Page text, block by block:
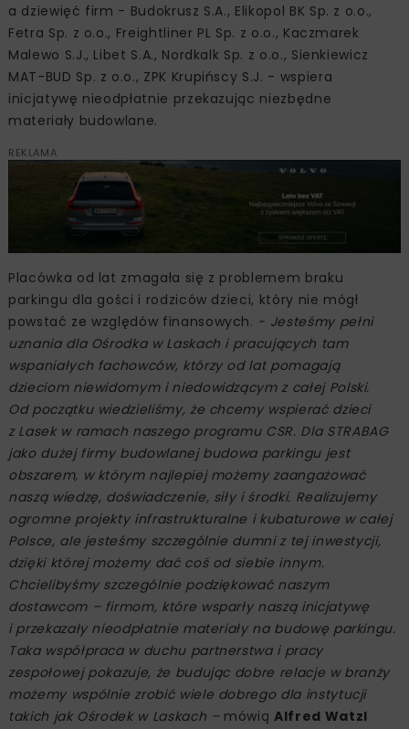
a dziewięć firm - Budokrusz S.A., Elikopol BK Sp. z o.o.,
Fetra Sp. z o.o., Freightliner PL Sp. z o.o., Kaczmarek
Malewo S.J., Libet S.A., Nordkalk Sp. z o.o., Sienkiewicz
MAT-BUD Sp. z o.o., ZPK Krupińscy S.J. - wspiera
inicjatywę nieodpłatnie przekazując niezbędne
materiały budowlane.
REKLAMA
Placówka od lat zmagała się z problemem braku
parkingu dla gości i rodziców dzieci, który nie mógł
powstać ze względów finansowych. - Jesteśmy pełni
uznania dla Ośrodka w Laskach i pracujących tam
wspaniałych fachowców, którzy od lat pomagają
dzieciom niewidomym i niedowidzącym z całej Polski.
Od początku wiedzieliśmy, że chcemy wspierać dzieci
z Lasek w ramach naszego programu CSR. Dla STRABAG
jako dużej firmy budowlanej budowa parkingu jest
obszarem, w którym najlepiej możemy zaangażować
naszą wiedzę, doświadczenie, siły i środki. Realizujemy
ogromne projekty infrastrukturalne i kubaturowe w całej
Polsce, ale jesteśmy szczególnie dumni z tej inwestycji,
dzięki której możemy dać coś od siebie innym.
Chcielibyśmy szczególnie podziękować naszym
dostawcom – firmom, które wsparły naszą inicjatywę
i przekazały nieodpłatnie materiały na budowę parkingu.
Taka współpraca w duchu partnerstwa i pracy
zespołowej pokazuje, że budując dobre relacje w branży
możemy wspólnie zrobić wiele dobrego dla instytucji
takich jak Ośrodek w Laskach –mówiąAlfred Watzl